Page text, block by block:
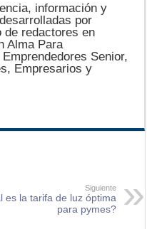
información y
por
de redactores en
Alma Para
Senior,
Empresarios y
Siguiente
es la tarifa de luz óptima
para pymes?